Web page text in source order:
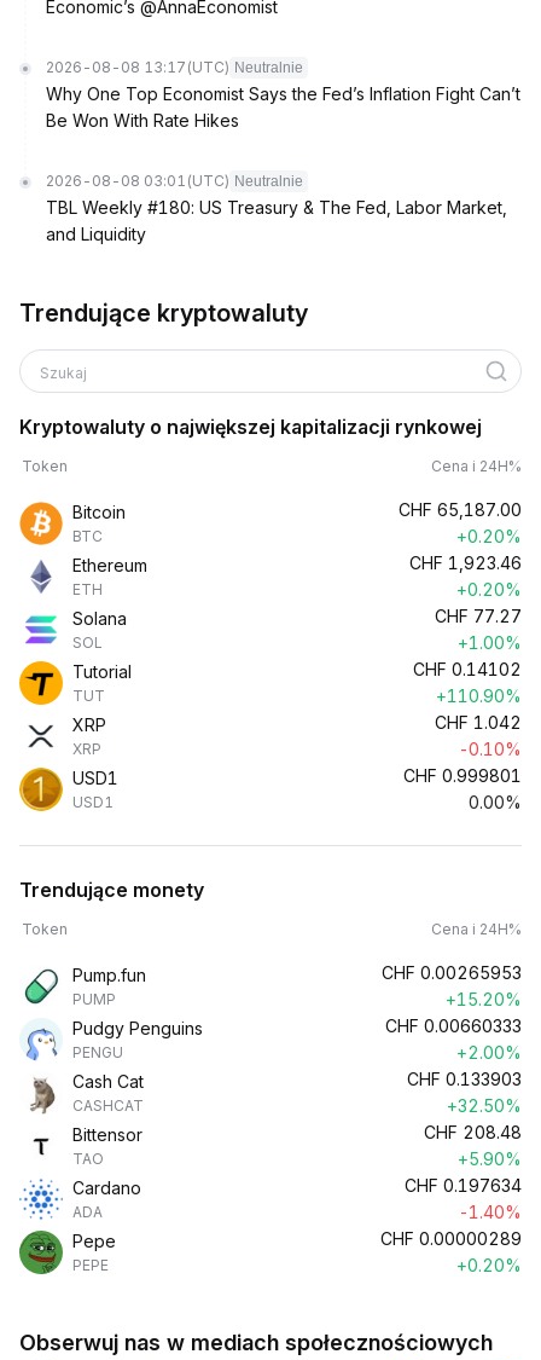
Economic’s @AnnaEconomist
2026-08-08 13:17 (UTC) Neutralnie
Why One Top Economist Says the Fed’s Inflation Fight Can’t
Be Won With Rate Hikes
2026-08-08 03:01 (UTC) Neutralnie
TBL Weekly #180: US Treasury & The Fed, Labor Market,
and Liquidity
Trendujące kryptowaluty
Szukaj
Kryptowaluty o największej kapitalizacji rynkowej
Token Cena i 24H%
Bitcoin
BTC
CHF 65,187.00
+0.20%
Ethereum
ETH
CHF 1,923.46
+0.20%
Solana
SOL
CHF 77.27
+1.00%
Tutorial
TUT
CHF 0.14102
+110.90%
XRP
XRP
CHF 1.042
-0.10%
USD1
USD1
CHF 0.999801
0.00%
Trendujące monety
Token Cena i 24H%
Pump.fun
PUMP
CHF 0.00265953
+15.20%
Pudgy Penguins
PENGU
CHF 0.00660333
+2.00%
Cash Cat
CASHCAT
CHF 0.133903
+32.50%
Bittensor
TAO
CHF 208.48
+5.90%
Cardano
ADA
CHF 0.197634
-1.40%
Pepe
PEPE
CHF 0.00000289
+0.20%
Obserwuj nas w mediach społecznościowych